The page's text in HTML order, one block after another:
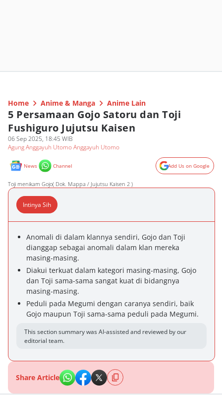
Home Anime & Manga Anime Lain
5 Persamaan Gojo Satoru dan Toji
Fushiguro Jujutsu Kaisen
06 Sep 2025, 18:45 WIB
Agung Anggayuh Utomo Anggayuh Utomo
News Channel Add Us on Google
Toji menikam Gojo( Dok. Mappa / Jujutsu Kaisen 2 )
Intinya Sih
Anomali di dalam klannya sendiri, Gojo dan Toji
dianggap sebagai anomali dalam klan mereka
masing-masing.
Diakui terkuat dalam kategori masing-masing, Gojo
dan Toji sama-sama sangat kuat di bidangnya
masing-masing.
Peduli pada Megumi dengan caranya sendiri, baik
Gojo maupun Toji sama-sama peduli pada Megumi.
This section summary was AI-assisted and reviewed by our
editorial team.
Share Article